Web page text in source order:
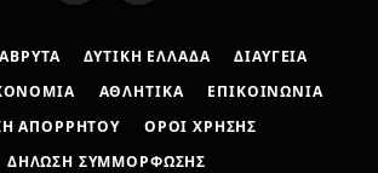
ΔΥΤΙΚΉ ΕΛΛΆΔΑ ΔΙΑΎΓΕΙΑ
ΑΘΛΗΤΙΚΆ ΕΠΙΚΟΙΝΩΝΊΑ
ΑΠΟΡΡΉΤΟΥ ΌΡΟΙ ΧΡΉΣΗΣ
ΔΉΛΩΣΗ ΣΥΜΜΌΡΦΩΣΗΣ